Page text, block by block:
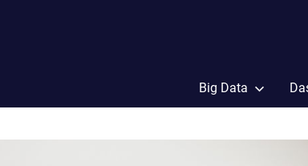
Big Data